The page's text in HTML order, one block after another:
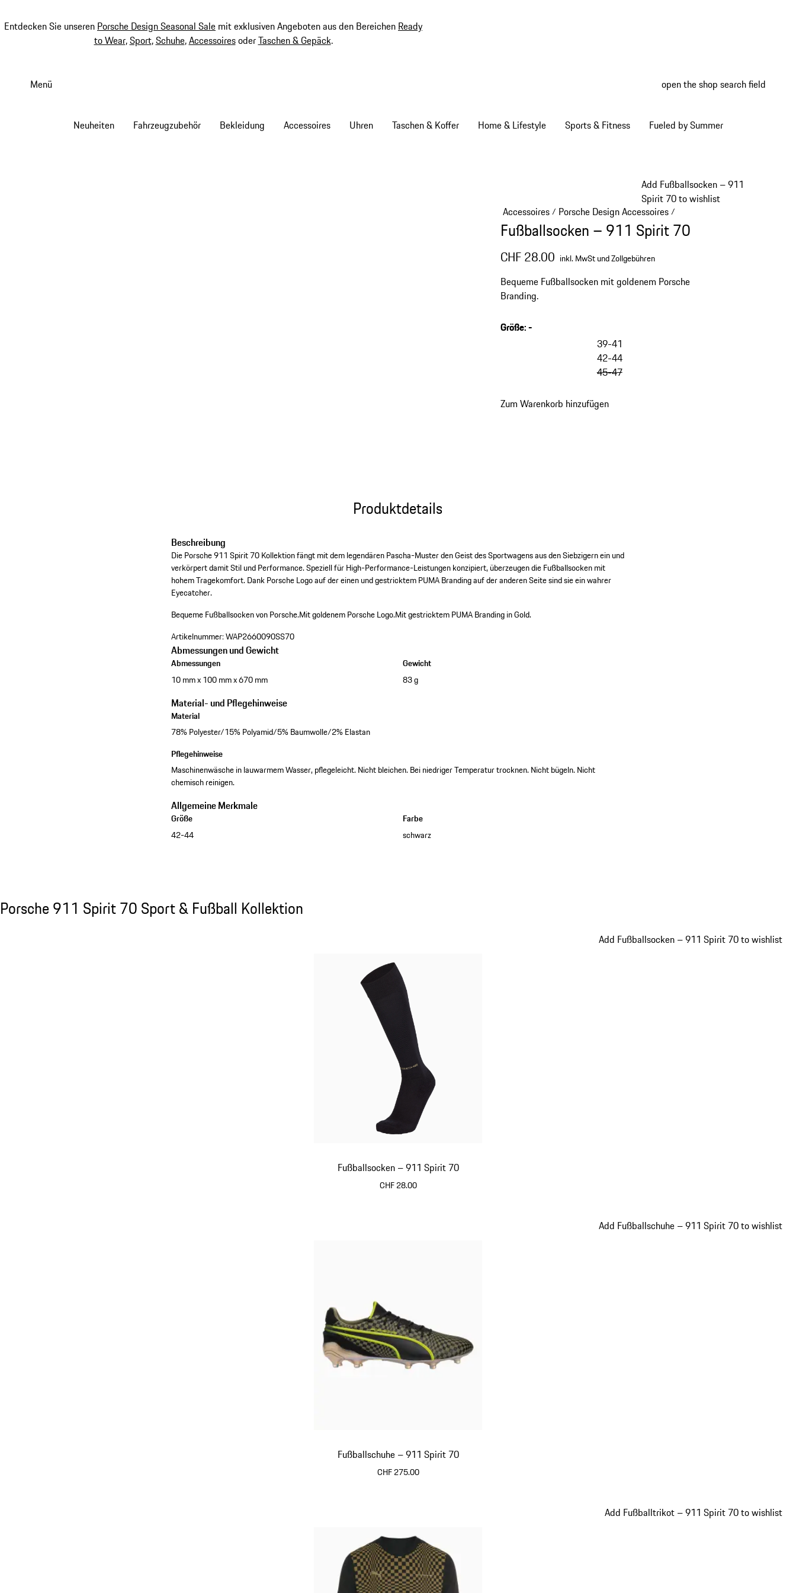
Entdecken Sie unseren Porsche Design Seasonal Sale mit exklusiven Angeboten aus den Bereichen Ready
to Wear,Sport,Schuhe,AccessoiresoderTaschen & Gepäck.
Hauptinhalt
Menü open the shop search field
Neuheiten Fahrzeugzubehör Bekleidung Accessoires Uhren Taschen & Koffer Home & Lifestyle Sports & Fitness Fueled by Summer
Add Fußballsocken – 911
Spirit 70 to wishlist
Accessoires/ Porsche Design Accessoires/
Fußballsocken – 911 Spirit 70
CHF 28.00 inkl. MwSt und Zollgebühren
Bequeme Fußballsocken mit goldenem Porsche
Branding.
Größe:-
39-41
42-44
45-47
Zum Warenkorb hinzufügen
Produktdetails
Beschreibung
Die Porsche 911 Spirit 70 Kollektion fängt mit dem legendären Pascha-Muster den Geist des Sportwagens aus den Siebzigern ein und
verkörpert damit Stil und Performance. Speziell für High-Performance-Leistungen konzipiert, überzeugen die Fußballsocken mit
hohem Tragekomfort. Dank Porsche Logo auf der einen und gestricktem PUMA Branding auf der anderen Seite sind sie ein wahrer
Eyecatcher.
Bequeme Fußballsocken von Porsche.Mit goldenem Porsche Logo.Mit gestricktem PUMA Branding in Gold.
Artikelnummer:WAP2660090SS70
Abmessungen und Gewicht
Abmessungen
10 mm x 100 mm x 670 mm
Gewicht
83 g
Material- und Pflegehinweise
Material
78% Polyester/15% Polyamid/5% Baumwolle/2% Elastan
Pflegehinweise
Maschinenwäsche in lauwarmem Wasser, pflegeleicht. Nicht bleichen. Bei niedriger Temperatur trocknen. Nicht bügeln. Nicht
chemisch reinigen.
Allgemeine Merkmale
Größe
42-44
Farbe
schwarz
Porsche 911 Spirit 70 Sport & Fußball Kollektion
Porsche 911 Spirit 70 Sport & Fußball Kollektion
Fußballsocken – 911 Spirit 70
CHF 28.00
Add Fußballsocken – 911 Spirit 70 to wishlist
Fußballschuhe – 911 Spirit 70
CHF 275.00
Add Fußballschuhe – 911 Spirit 70 to wishlist
Add Fußballtrikot – 911 Spirit 70 to wishlist